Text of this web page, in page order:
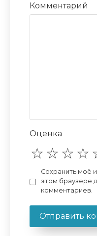
Комментарий
Оценка
Сохранить моё
этом браузере
комментариев.